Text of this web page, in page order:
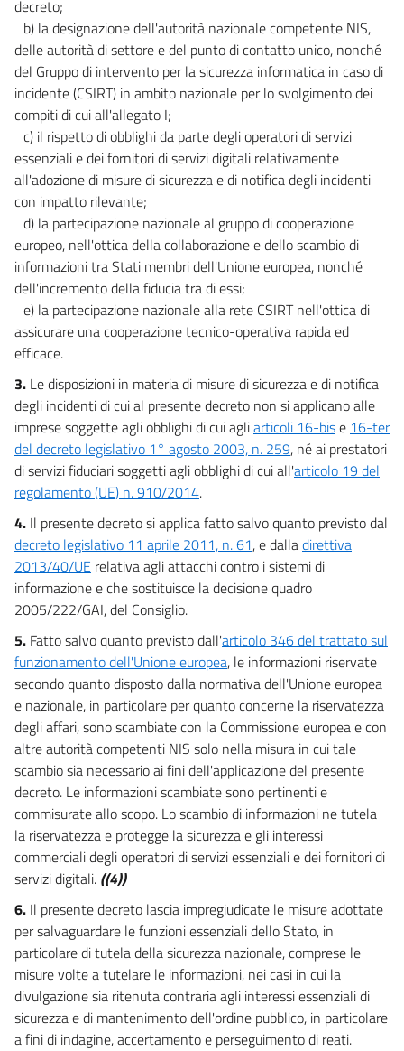
decreto;
b) la designazione dell'autorità nazionale competente NIS,
delle autorità di settore e del punto di contatto unico, nonché
del Gruppo di intervento per la sicurezza informatica in caso di
incidente (CSIRT) in ambito nazionale per lo svolgimento dei
compiti di cui all'allegato I;
c) il rispetto di obblighi da parte degli operatori di servizi
essenziali e dei fornitori di servizi digitali relativamente
all'adozione di misure di sicurezza e di notifica degli incidenti
con impatto rilevante;
d) la partecipazione nazionale al gruppo di cooperazione
europeo, nell'ottica della collaborazione e dello scambio di
informazioni tra Stati membri dell'Unione europea, nonché
dell'incremento della fiducia tra di essi;
e) la partecipazione nazionale alla rete CSIRT nell'ottica di
assicurare una cooperazione tecnico-operativa rapida ed
efficace.
3. Le disposizioni in materia di misure di sicurezza e di notifica
degli incidenti di cui al presente decreto non si applicano alle
imprese soggette agli obblighi di cui agliarticoli 16-bise 16-ter
del decreto legislativo 1° agosto 2003, n. 259, né ai prestatori
di servizi fiduciari soggetti agli obblighi di cui all'articolo 19 del
regolamento (UE) n. 910/2014.
4. Il presente decreto si applica fatto salvo quanto previsto dal
decreto legislativo 11 aprile 2011, n. 61, e dalladirettiva
2013/40/UE relativa agli attacchi contro i sistemi di
informazione e che sostituisce la decisione quadro
2005/222/GAI, del Consiglio.
5. Fatto salvo quanto previsto dall'articolo 346 del trattato sul
funzionamento dell'Unione europea, le informazioni riservate
secondo quanto disposto dalla normativa dell'Unione europea
e nazionale, in particolare per quanto concerne la riservatezza
degli affari, sono scambiate con la Commissione europea e con
altre autorità competenti NIS solo nella misura in cui tale
scambio sia necessario ai fini dell'applicazione del presente
decreto. Le informazioni scambiate sono pertinenti e
commisurate allo scopo. Lo scambio di informazioni ne tutela
la riservatezza e protegge la sicurezza e gli interessi
commerciali degli operatori di servizi essenziali e dei fornitori di
servizi digitali. ((4))
6. Il presente decreto lascia impregiudicate le misure adottate
per salvaguardare le funzioni essenziali dello Stato, in
particolare di tutela della sicurezza nazionale, comprese le
misure volte a tutelare le informazioni, nei casi in cui la
divulgazione sia ritenuta contraria agli interessi essenziali di
sicurezza e di mantenimento dell'ordine pubblico, in particolare
a fini di indagine, accertamento e perseguimento di reati.